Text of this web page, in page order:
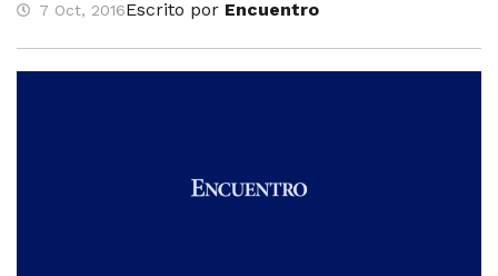
7 Oct, 2016Escrito por Encuentro